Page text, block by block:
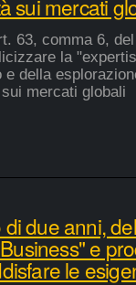
sui mercati
63, comma 6,
la
e della
mercati globali
due anni,
e
le